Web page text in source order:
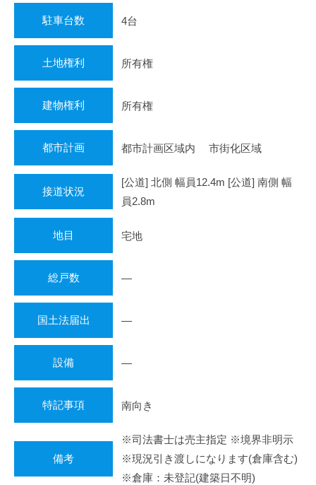
駐車台数 4台
土地権利 所有権
建物権利 所有権
都市計画 都市計画区域内 市街化区域
接道状況
[公道] 北側 幅員12.4m [公道] 南側 幅
員2.8m
地目 宅地
総戸数 ―
国土法届出 ―
設備 ―
特記事項 南向き
備考
※司法書士は売主指定 ※境界非明示
※現況引き渡しになります(倉庫含む)
※倉庫：未登記(建築日不明)